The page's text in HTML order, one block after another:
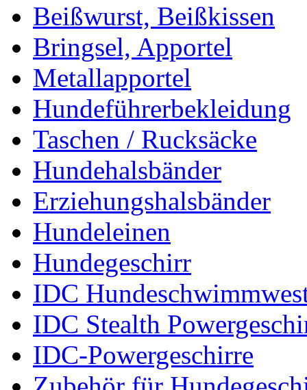
Beißwurst, Beißkissen
Bringsel, Apportel
Metallapportel
Hundeführerbekleidung
Taschen / Rucksäcke
Hundehalsbänder
Erziehungshalsbänder
Hundeleinen
Hundegeschirr
IDC
IDC Stealth
IDC-Powergeschirre